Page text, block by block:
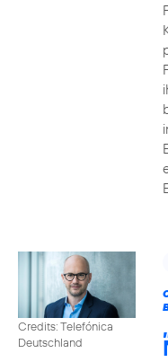
Credits: Telefónica
Deutschland